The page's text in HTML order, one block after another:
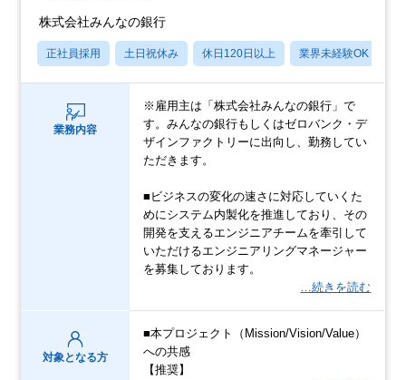
株式会社みんなの銀行
正社員採用 土日祝休み 休日120日以上 業界未経験OK
業務内容
※雇用主は「株式会社みんなの銀行」で
す。みんなの銀行もしくはゼロバンク・デ
ザインファクトリーに出向し、勤務してい
ただきます。
■ビジネスの変化の速さに対応していくた
めにシステム内製化を推進しており、その
開発を支えるエンジニアチームを牽引して
いただけるエンジニアリングマネージャー
を募集しております。
…続きを読む
対象となる方
■本プロジェクト（Mission/Vision/Value）
への共感
【推奨】